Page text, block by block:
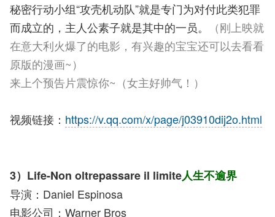
秘密行动小组“攻壳机动队”就是专门为对付此类犯罪
而成立的，主人公素子就是其中的一员。
（刚上映就
在意大利火爆了的电影，有兴趣的宝宝还可以去看看
原版的漫画~）
来上个预告片震惊你~（女主好帅气！）
视频链接： https://v.qq.com/x/page/j03910dij2o.html
3）Life-Non oltrepassare il limite人生不逾界
导演：Daniel Espinosa
电影公司：Warner Bros